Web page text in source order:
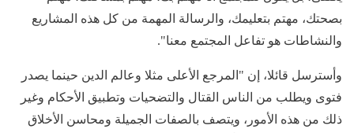
بصحتك، مهتم بتعليمك، والرسالة المهمة من كل هذه المشاريع
والنشاطات هو تفاعل المجتمع معنا".
وأسترسل قائلا، إن "المرجع الأعلى مثلا وعالم الدين حينما يصدر
فتوى ويطلب من الناس القتال والتضحيات وتطبيق الأحكام وغير
ذلك من هذه الأمور، ويتصف بالصفات الجميلة ومحاسن الأخلاق